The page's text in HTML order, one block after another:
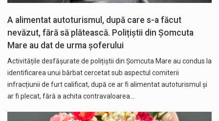
A alimentat autoturismul, după care s-a făcut
nevăzut, fără să plătească. Polițiștii din Șomcuta
Mare au dat de urma șoferului
Activitățile desfășurate de polițiștii din Șomcuta Mare au condus la
identificarea unui bărbat cercetat sub aspectul comiterii
infracțiunii de furt calificat, după ce ar fi alimentat autoturismul și
ar fi plecat, fără a achita contravaloarea…